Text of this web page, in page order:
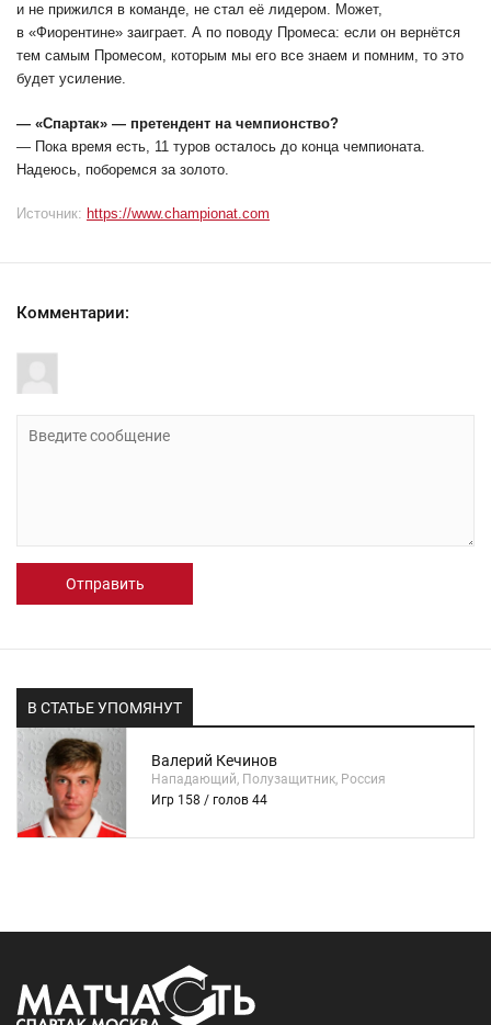
и не прижился в команде, не стал её лидером. Может,
в «Фиорентине» заиграет. А по поводу Промеса: если он вернётся
тем самым Промесом, которым мы его все знаем и помним, то это
будет усиление.
— «Спартак» — претендент на чемпионство?
— Пока время есть, 11 туров осталось до конца чемпионата.
Надеюсь, поборемся за золото.
Источник: https://www.championat.com
Комментарии:
Отправить
В СТАТЬЕ УПОМЯНУТ
Валерий Кечинов
Нападающий, Полузащитник, Россия
Игр 158 / голов 44